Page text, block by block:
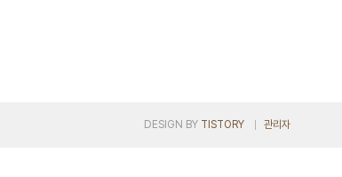
DESIGN BY TISTORY 관리자